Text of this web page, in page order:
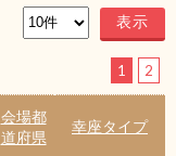
1 2
会場都
道府県
幸座タイプ